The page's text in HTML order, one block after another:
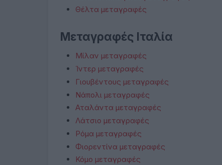
Θέλτα μεταγραφές
Μεταγραφές Ιταλία
Μίλαν μεταγραφές
Ίντερ μεταγραφές
Γιουβέντους μεταγραφές
Νάπολι μεταγραφές
Αταλάντα μεταγραφές
Λάτσιο μεταγραφές
Ρόμα μεταγραφές
Φιορεντίνα μεταγραφές
Κόμο μεταγραφές